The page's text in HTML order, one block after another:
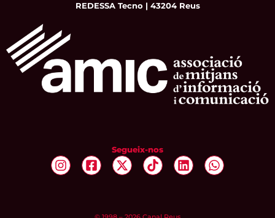
REDESSA Tecno | 43204 Reus
Segueix-nos